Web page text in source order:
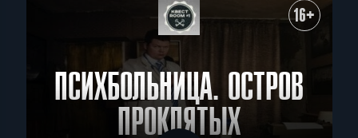
16+
ПСИХБОЛЬНИЦА. ОСТРОВ
ПРОКЛЯТЫХ